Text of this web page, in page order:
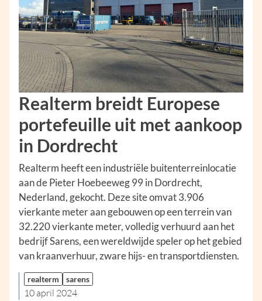
Realterm breidt Europese
portefeuille uit met aankoop
in Dordrecht
Realterm heeft een industriële buitenterreinlocatie
aan de Pieter Hoebeeweg 99 in Dordrecht,
Nederland, gekocht. Deze site omvat 3.906
vierkante meter aan gebouwen op een terrein van
32.220 vierkante meter, volledig verhuurd aan het
bedrijf Sarens, een wereldwijde speler op het gebied
van kraanverhuur, zware hijs- en transportdiensten.
realterm sarens
10 april 2024